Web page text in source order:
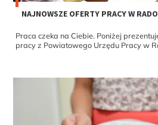
NAJNOWSZE OFERTY PRACY W
Praca czeka na Ciebie. Poniżej
pracy z Powiatowego Urzędu Pracy w